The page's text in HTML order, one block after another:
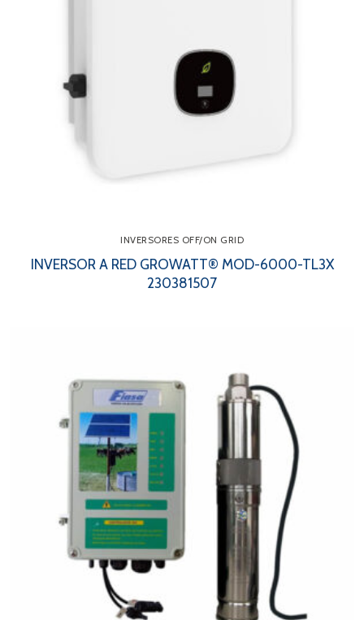
INVERSORES OFF/ON GRID
INVERSOR A RED GROWATT® MOD-6000-TL3X
230381507